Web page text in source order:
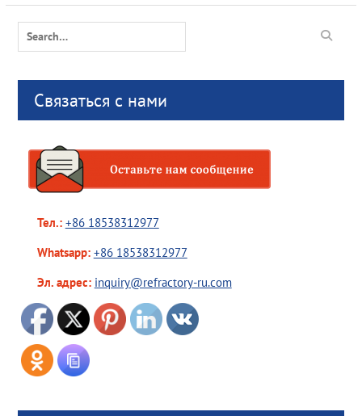
Search
Связаться с нами
Тел.: +86 18538312977
Whatsapp: +86 18538312977
Эл. адрес: inquiry@refractory-ru.com